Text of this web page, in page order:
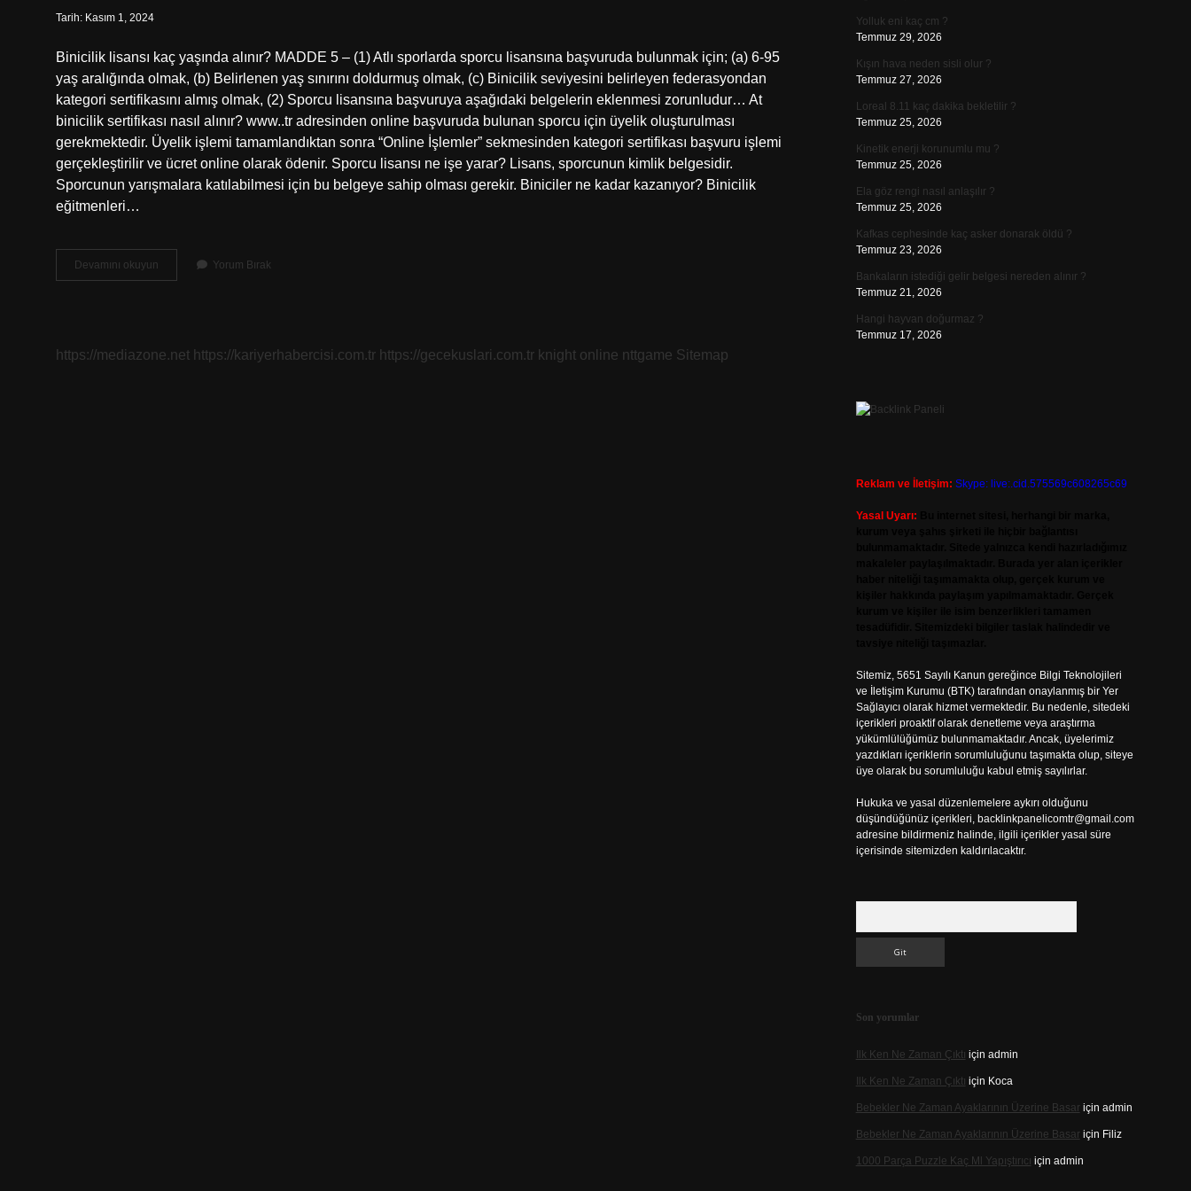
Tarih: Kasım 1, 2024
Binicilik lisansı kaç yaşında alınır? MADDE 5 – (1) Atlı sporlarda sporcu lisansına başvuruda bulunmak için; (a) 6-95
yaş aralığında olmak, (b) Belirlenen yaş sınırını doldurmuş olmak, (c) Binicilik seviyesini belirleyen federasyondan
kategori sertifikasını almış olmak, (2) Sporcu lisansına başvuruya aşağıdaki belgelerin eklenmesi zorunludur… At
binicilik sertifikası nasıl alınır? www..tr adresinden online başvuruda bulunan sporcu için üyelik oluşturulması
gerekmektedir. Üyelik işlemi tamamlandıktan sonra “Online İşlemler” sekmesinden kategori sertifikası başvuru işlemi
gerçekleştirilir ve ücret online olarak ödenir. Sporcu lisansı ne işe yarar? Lisans, sporcunun kimlik belgesidir.
Sporcunun yarışmalara katılabilmesi için bu belgeye sahip olması gerekir. Biniciler ne kadar kazanıyor? Binicilik
eğitmenleri…
Devamını okuyun
Binicilik
Yorum Bırak
https://mediazone.net https://kariyerhabercisi.com.tr https://gecekuslari.com.tr knight online nttgame Sitemap
Yolluk eni kaç cm ?
Temmuz 29, 2026
Kışın hava neden sisli olur ?
Temmuz 27, 2026
Loreal 8.11 kaç dakika bekletilir ?
Temmuz 25, 2026
Kinetik enerji korunumlu mu ?
Temmuz 25, 2026
Ela göz rengi nasıl anlaşılır ?
Temmuz 25, 2026
Kafkas cephesinde kaç asker donarak öldü ?
Temmuz 23, 2026
Bankaların istediği gelir belgesi nereden alınır ?
Temmuz 21, 2026
Hangi hayvan doğurmaz ?
Temmuz 17, 2026
Reklam ve İletişim: Skype: live:.cid.575569c608265c69
Yasal Uyarı:
Sitemiz, 5651 Sayılı Kanun gereğince Bilgi Teknolojileri
ve İletişim Kurumu (BTK) tarafından onaylanmış bir Yer
Sağlayıcı olarak hizmet vermektedir. Bu nedenle, sitedeki
içerikleri proaktif olarak denetleme veya araştırma
yükümlülüğümüz bulunmamaktadır. Ancak, üyelerimiz
yazdıkları içeriklerin sorumluluğunu taşımakta olup, siteye
üye olarak bu sorumluluğu kabul etmiş sayılırlar.
Hukuka ve yasal düzenlemelere aykırı olduğunu
düşündüğünüz içerikleri, backlinkpanelicomtr@gmail.com
adresine bildirmeniz halinde, ilgili içerikler yasal süre
içerisinde sitemizden kaldırılacaktır.
Son yorumlar
Ilk Ken Ne Zaman Çıktı için admin
Ilk Ken Ne Zaman Çıktı için Koca
Bebekler Ne Zaman Ayaklarının Üzerine Basariçin admin
Bebekler Ne Zaman Ayaklarının Üzerine Basariçin Filiz
1000 Parça Puzzle Kaç Ml Yapıştırıcı için admin